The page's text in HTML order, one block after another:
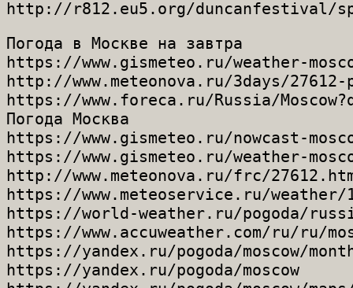
Погода в Москве на завтра
https://www.gismeteo.ru/weather-
http://www.meteonova.ru/3days/27612-
https://www.foreca.ru/Russia/
Погода Москва
https://www.gismeteo.ru/nowcast-
https://www.gismeteo.ru/weather-
http://www.meteonova.ru/frc/
https://www.meteoservice.ru/weather/
https://world-weather.ru/pogoda/
https://www.accuweather.com/ru/ru/
https://yandex.ru/pogoda/moscow/
https://yandex.ru/pogoda/moscow